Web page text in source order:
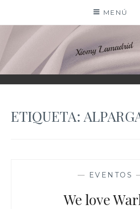
contenido
MENÚ
XIOMY
ETIQUETA:
— EVENTOS
We love